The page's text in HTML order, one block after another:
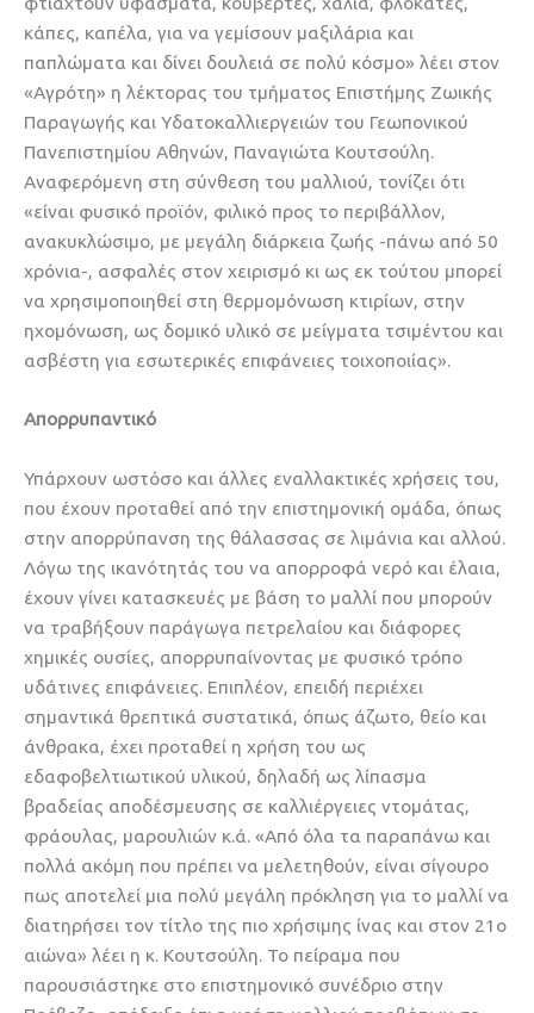
κάπες, καπέλα, για να γεμίσουν μαξιλάρια και
παπλώματα και δίνει δουλειά σε πολύ κόσμο» λέει στον
«Αγρότη» η λέκτορας του τμήματος Επιστήμης Zωικής
Παραγωγής και Υδατοκαλλιεργειών του Γεωπονικού
Πανεπιστημίου Αθηνών, Παναγιώτα Κουτσούλη.
Αναφερόμενη στη σύνθεση του μαλλιού, τονίζει ότι
«είναι φυσικό προϊόν, φιλικό προς το περιβάλλον,
ανακυκλώσιμο, με μεγάλη διάρκεια ζωής -πάνω από 50
χρόνια-, ασφαλές στον χειρισμό κι ως εκ τούτου μπορεί
να χρησιμοποιηθεί στη θερμομόνωση κτιρίων, στην
ηχομόνωση, ως δομικό υλικό σε μείγματα τσιμέντου και
ασβέστη για εσωτερικές επιφάνειες τοιχοποιίας».
Απορρυπαντικό
Υπάρχουν ωστόσο και άλλες εναλλακτικές χρήσεις του,
που έχουν προταθεί από την επιστημονική ομάδα, όπως
στην απορρύπανση της θάλασσας σε λιμάνια και αλλού.
Λόγω της ικανότητάς του να απορροφά νερό και έλαια,
έχουν γίνει κατασκευές με βάση το μαλλί που μπορούν
να τραβήξουν παράγωγα πετρελαίου και διάφορες
χημικές ουσίες, απορρυπαίνοντας με φυσικό τρόπο
υδάτινες επιφάνειες. Επιπλέον, επειδή περιέχει
σημαντικά θρεπτικά συστατικά, όπως άζωτο, θείο και
άνθρακα, έχει προταθεί η χρήση του ως
εδαφοβελτιωτικού υλικού, δηλαδή ως λίπασμα
βραδείας αποδέσμευσης σε καλλιέργειες ντομάτας,
φράουλας, μαρουλιών κ.ά. «Από όλα τα παραπάνω και
πολλά ακόμη που πρέπει να μελετηθούν, είναι σίγουρο
πως αποτελεί μια πολύ μεγάλη πρόκληση για το μαλλί να
διατηρήσει τον τίτλο της πιο χρήσιμης ίνας και στον 21ο
αιώνα» λέει η κ. Κουτσούλη. Το πείραμα που
παρουσιάστηκε στο επιστημονικό συνέδριο στην